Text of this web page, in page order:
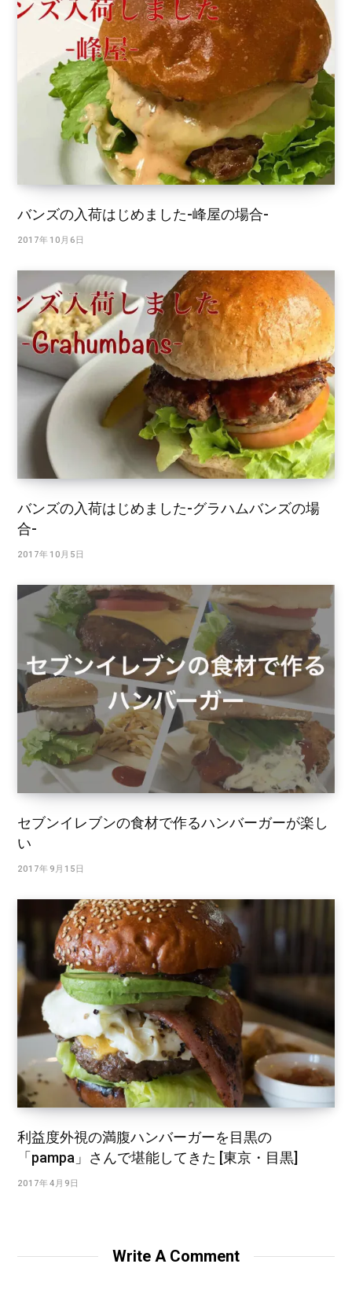
バンズの入荷はじめました-峰屋の場合-
2017年10月6日
バンズの入荷はじめました-グラハムバンズの場
合-
2017年10月5日
セブンイレブンの食材で作るハンバーガーが楽し
い
2017年9月15日
利益度外視の満腹ハンバーガーを目黒の
「pampa」さんで堪能してきた [東京・目黒]
2017年4月9日
Write A Comment